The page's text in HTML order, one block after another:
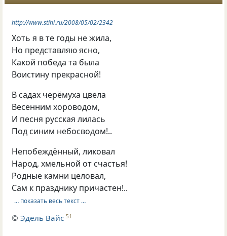
http://www.stihi.ru/2008/05/02/2342
Хоть я в те годы не жила,
Но представляю ясно,
Какой победа та была
Воистину прекрасной!
В садах черёмуха цвела
Весенним хороводом,
И песня русская лилась
Под синим небосводом!..
Непобеждённый, ликовал
Народ, хмельной от счастья!
Родные камни целовал,
Сам к празднику причастен!..
… показать весь текст …
©Эдель Вайс 51